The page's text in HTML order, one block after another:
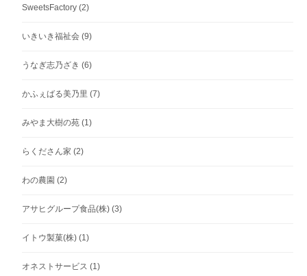
SweetsFactory (2)
いきいき福祉会 (9)
うなぎ志乃ざき (6)
かふぇばる美乃里 (7)
みやま大樹の苑 (1)
らくださん家 (2)
わの農園 (2)
アサヒグループ食品(株) (3)
イトウ製菓(株) (1)
オネストサービス (1)